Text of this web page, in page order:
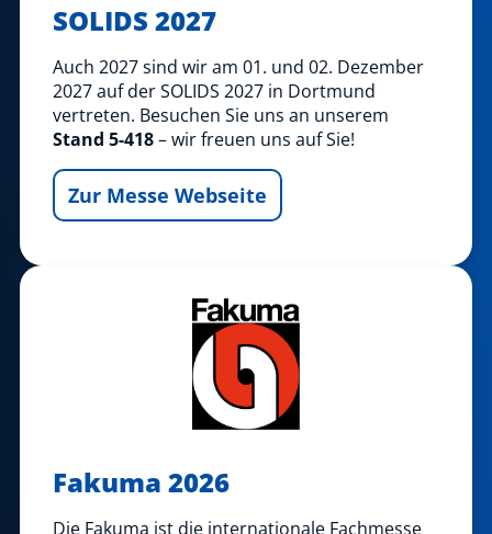
SOLIDS 2027
Auch 2027 sind wir am 01. und 02. Dezember
2027 auf der SOLIDS 2027 in Dortmund
vertreten. Besuchen Sie uns an unserem
Stand 5-418– wir freuen uns auf Sie!
Zur Messe Webseite
Fakuma 2026
Die Fakuma ist die internationale Fachmesse